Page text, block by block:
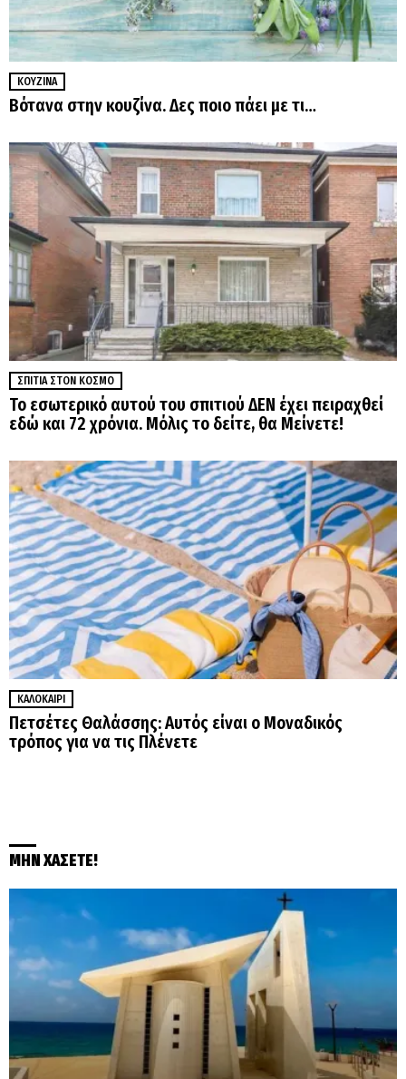
ΚΟΥΖΊΝΑ
Βότανα στην κουζίνα. Δες ποιο πάει με τι…
ΣΠΊΤΙΑ ΣΤΟΝ ΚΌΣΜΟ
Το εσωτερικό αυτού του σπιτιού ΔΕΝ έχει πειραχθεί
εδώ και 72 χρόνια. Μόλις το δείτε, θα Μείνετε!
ΚΑΛΟΚΑΊΡΙ
Πετσέτες Θαλάσσης: Αυτός είναι ο Μοναδικός
τρόπος για να τις Πλένετε
ΜΗΝ ΧΑΣΕΤΕ!